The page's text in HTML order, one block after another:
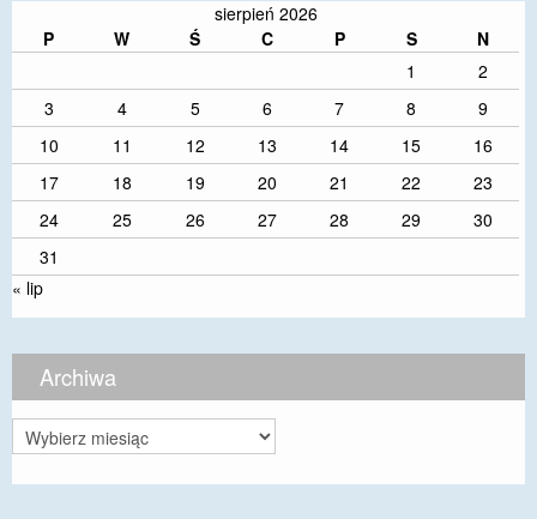
sierpień 2026
P
W Ś C P S
N
1
2
3
4 5 6 7 8
9
10
11 12 13 14 15
16
17
18 19 20 21 22
23
24
25 26 27 28 29
30
31
« lip
Archiwa
Archiwa